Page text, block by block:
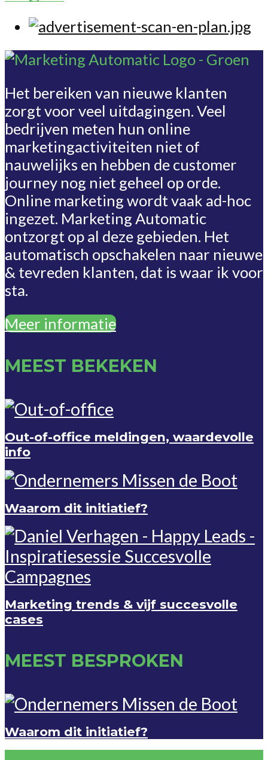
Het bereiken van nieuwe klanten
zorgt voor veel uitdagingen. Veel
bedrijven meten hun online
marketingactiviteiten niet of
nauwelijks en hebben de customer
journey nog niet geheel op orde.
Online marketing wordt vaak ad-hoc
ingezet. Marketing Automatic
ontzorgt op al deze gebieden. Het
automatisch opschakelen naar nieuwe
& tevreden klanten, dat is waar ik voor
sta.
Meer informatie
MEEST BEKEKEN
Out-of-office meldingen, waardevolle
info
Waarom dit initiatief?
Marketing trends & vijf succesvolle
cases
MEEST BESPROKEN
Waarom dit initiatief?